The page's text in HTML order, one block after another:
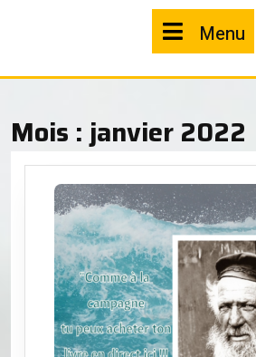
Menu
Mois :janvier 2022